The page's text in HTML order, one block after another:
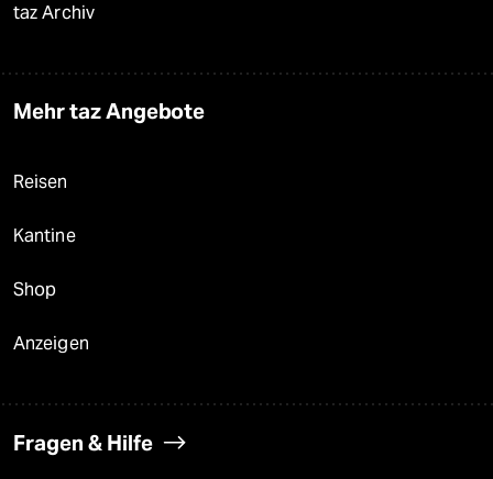
taz Archiv
Mehr taz Angebote
Reisen
Kantine
Shop
Anzeigen
Fragen & Hilfe